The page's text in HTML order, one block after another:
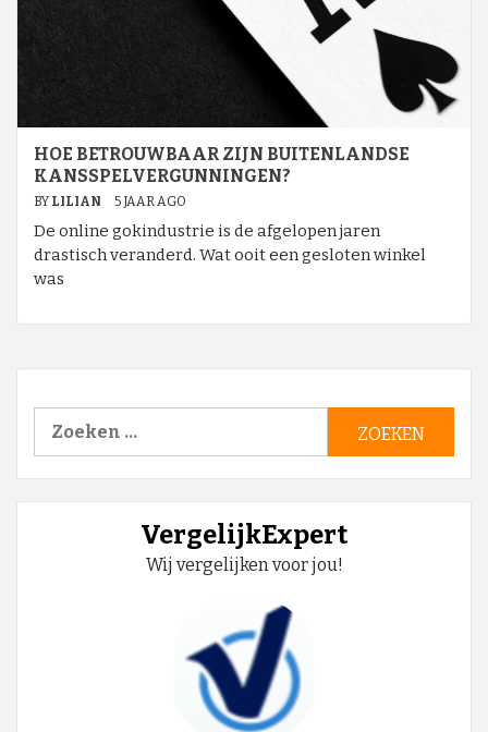
HOE BETROUWBAAR ZIJN BUITENLANDSE
KANSSPELVERGUNNINGEN?
BY LILIAN 5 JAAR AGO
De online gokindustrie is de afgelopen jaren
drastisch veranderd. Wat ooit een gesloten winkel
was
Zoeken
VergelijkExpert
Wij vergelijken voor jou!